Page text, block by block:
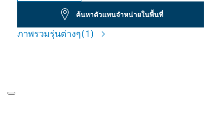
ค้นหาตัวแทนจำหน่ายในพื้นที่
ภาพรวมรุ่นต่างๆ(1)